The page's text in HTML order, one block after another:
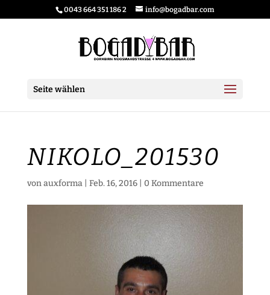
0043 664 351 186 2 info@bogadbar.com
Seite wählen
NIKOLO_201530
vonauxforma| Feb. 16, 2016| 0 Kommentare